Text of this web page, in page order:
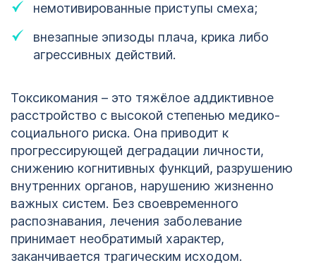
немотивированные приступы смеха;
внезапные эпизоды плача, крика либо
агрессивных действий.
Токсикомания – это тяжёлое аддиктивное
расстройство с высокой степенью медико-
социального риска. Она приводит к
прогрессирующей деградации личности,
снижению когнитивных функций, разрушению
внутренних органов, нарушению жизненно
важных систем. Без своевременного
распознавания, лечения заболевание
принимает необратимый характер,
заканчивается трагическим исходом.